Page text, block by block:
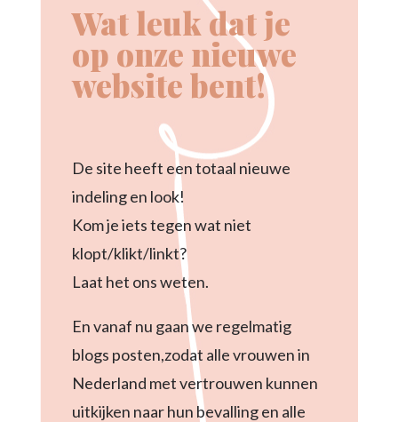
Wat leuk dat je
op onze nieuwe
website bent!
De site heeft een totaal nieuwe
indeling en look!
Kom je iets tegen wat niet
klopt/klikt/linkt?
Laat het ons weten.
En vanaf nu gaan we regelmatig
blogs posten,zodat alle vrouwen in
Nederland met vertrouwen kunnen
uitkijken naar hun bevalling en alle